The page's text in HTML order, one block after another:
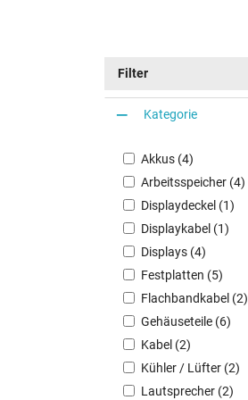
Filter
Kategorie
Akkus (4)
Arbeitsspeicher (4)
Displaydeckel (1)
Displaykabel (1)
Displays (4)
Festplatten (5)
Flachbandkabel (2)
Gehäuseteile (6)
Kabel (2)
Kühler / Lüfter (2)
Lautsprecher (2)